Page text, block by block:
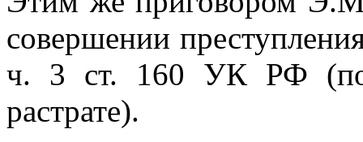
совершении
ч. 3 ст. 160 УК РФ
растрате).